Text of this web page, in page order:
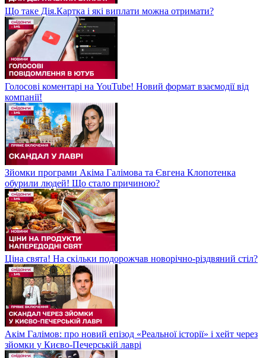
Що таке Дія.Картка і які виплати можна отримати?
Голосові коментарі на YouTube! Новий формат взаємодії від
компанії!
Зйомки програми Акіма Галімова та Євгена Клопотенка
обурили людей! Що стало причиною?
Ціна свята! На скільки подорожчав новорічно-різдвяний стіл?
Акім Галімов: про новий епізод «Реальної історії» і хейт через
зйомки у Києво-Печерській лаврі